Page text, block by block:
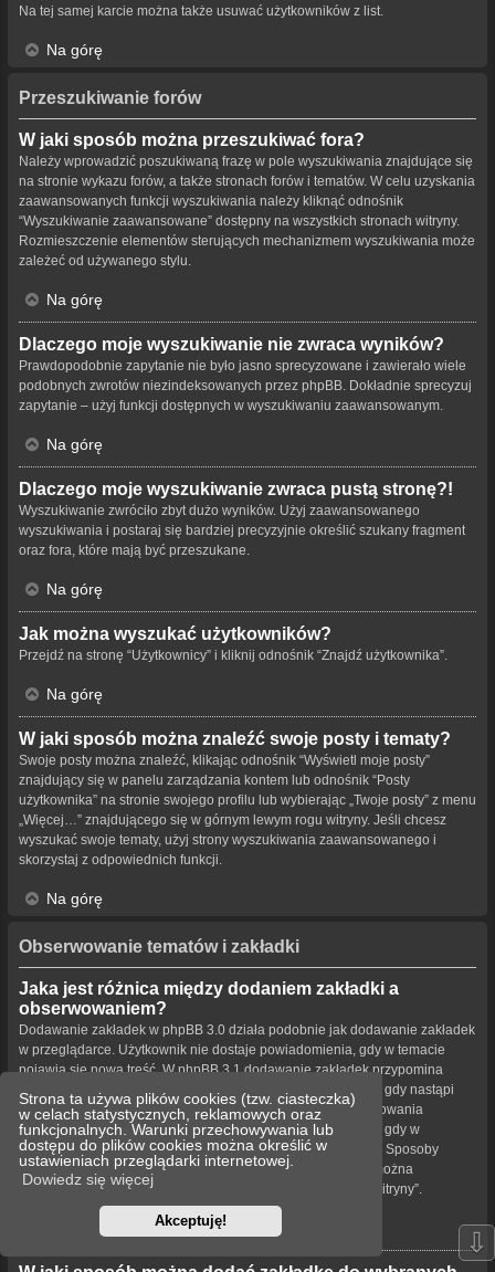
Strona ta używa plików cookies (tzw. ciasteczka)
w celach statystycznych, reklamowych oraz
funkcjonalnych. Warunki przechowywania lub
dostępu do plików cookies można określić w
ustawieniach przeglądarki internetowej.
Dowiedz się więcej
Akceptuję!
Na tej samej karcie można także usuwać użytkowników z list.
Na górę
Przeszukiwanie forów
W jaki sposób można przeszukiwać fora?
Należy wprowadzić poszukiwaną frazę w pole wyszukiwania znajdujące się
na stronie wykazu forów, a także stronach forów i tematów. W celu uzyskania
zaawansowanych funkcji wyszukiwania należy kliknąć odnośnik
“Wyszukiwanie zaawansowane” dostępny na wszystkich stronach witryny.
Rozmieszczenie elementów sterujących mechanizmem wyszukiwania może
zależeć od używanego stylu.
Na górę
Dlaczego moje wyszukiwanie nie zwraca wyników?
Prawdopodobnie zapytanie nie było jasno sprecyzowane i zawierało wiele
podobnych zwrotów niezindeksowanych przez phpBB. Dokładnie sprecyzuj
zapytanie – użyj funkcji dostępnych w wyszukiwaniu zaawansowanym.
Na górę
Dlaczego moje wyszukiwanie zwraca pustą stronę?!
Wyszukiwanie zwróciło zbyt dużo wyników. Użyj zaawansowanego
wyszukiwania i postaraj się bardziej precyzyjnie określić szukany fragment
oraz fora, które mają być przeszukane.
Na górę
Jak można wyszukać użytkowników?
Przejdź na stronę “Użytkownicy” i kliknij odnośnik “Znajdź użytkownika”.
Na górę
W jaki sposób można znaleźć swoje posty i tematy?
Swoje posty można znaleźć, klikając odnośnik “Wyświetl moje posty”
znajdujący się w panelu zarządzania kontem lub odnośnik “Posty
użytkownika” na stronie swojego profilu lub wybierając „Twoje posty” z menu
„Więcej…” znajdującego się w górnym lewym rogu witryny. Jeśli chcesz
wyszukać swoje tematy, użyj strony wyszukiwania zaawansowanego i
skorzystaj z odpowiednich funkcji.
Na górę
Obserwowanie tematów i zakładki
Jaka jest różnica między dodaniem zakładki a
obserwowaniem?
Dodawanie zakładek w phpBB 3.0 działa podobnie jak dodawanie zakładek
w przeglądarce. Użytkownik nie dostaje powiadomienia, gdy w temacie
pojawia się nowa treść. W phpBB 3.1 dodawanie zakładek przypomina
obserwowanie tematu. Użytkownik może być powiadamiany, gdy nastąpi
aktualizacja tematu oznaczonego zakładką. Funkcja obserwowania
powiadamia użytkownika – w wybrany przez niego sposób – gdy w
obserwowanym temacie bądź forum pojawiła się nowa treść. Sposoby
powiadamiania dla zakładek i obserwowanych elementów można
konfigurować w panelu użytkownika na karcie „Ustawienia witryny”.
⇩